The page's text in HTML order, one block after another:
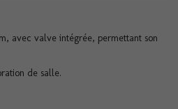
avec valve intégrée, permettant son
de salle.